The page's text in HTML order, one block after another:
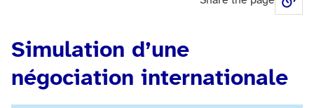
Simulation d’une
négociation internationale